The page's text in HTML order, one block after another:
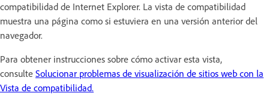
compatibilidad de Internet Explorer. La vista de compatibilidad
muestra una página como si estuviera en una versión anterior del
navegador.
Para obtener instrucciones sobre cómo activar esta vista,
consulte Solucionar problemas de visualización de sitios web con la
Vista de compatibilidad.